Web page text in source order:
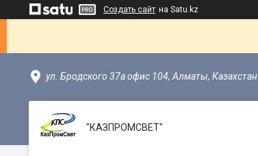
Создать сайт на Satu.kz
ул. Бродского 37а офис 104, Алматы, Казахстан
"КАЗПРОМСВЕТ"